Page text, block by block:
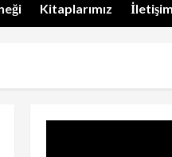
Kitaplarımız İletişim
9